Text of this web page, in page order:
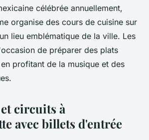
célébrée annuellement,
organise des cours de cuisine sur
lieu emblématique de la ville. Les
de préparer des plats
profitant de la musique et des
circuits à
avec billets d'entrée